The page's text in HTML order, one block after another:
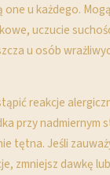
u każdego.
uczucie
u osób
reakcje
przy nadmiernym
tętna. Jeśli
zmniejsz dawkę